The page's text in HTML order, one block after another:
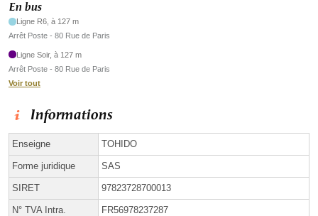
En bus
Ligne R6, à 127 m
Arrêt Poste - 80 Rue de Paris
Ligne Soir, à 127 m
Arrêt Poste - 80 Rue de Paris
Voir tout
Informations
Enseigne TOHIDO
Forme juridique SAS
SIRET 97823728700013
N° TVA Intra. FR56978237287